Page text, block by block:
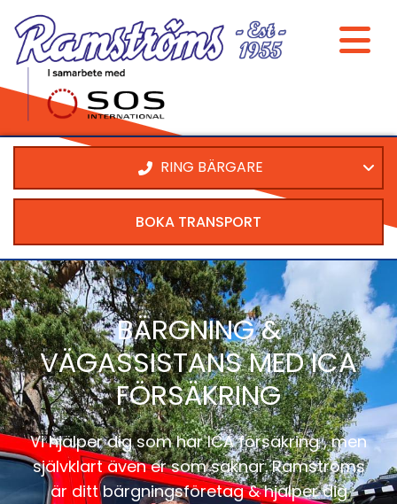
RING BÄRGARE
BOKA TRANSPORT
BÄRGNING &
VÄGASSISTANS MED ICA
FÖRSÄKRING
Vi hjälper dig som har ICA försäkring , men
självklart även er som saknar. Ramströms
är ditt bärgningsföretag & hjälper dig